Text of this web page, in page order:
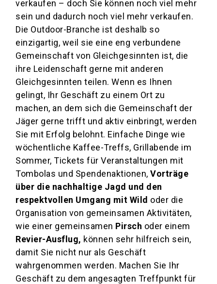
verkaufen – doch Sie können noch viel mehr
sein und dadurch noch viel mehr verkaufen.
Die Outdoor-Branche ist deshalb so
einzigartig, weil sie eine eng verbundene
Gemeinschaft von Gleichgesinnten ist, die
ihre Leidenschaft gerne mit anderen
Gleichgesinnten teilen. Wenn es Ihnen
gelingt, Ihr Geschäft zu einem Ort zu
machen, an dem sich die Gemeinschaft der
Jäger gerne trifft und aktiv einbringt, werden
Sie mit Erfolg belohnt. Einfache Dinge wie
wöchentliche Kaffee-Treffs, Grillabende im
Sommer, Tickets für Veranstaltungen mit
Tombolas und Spendenaktionen, Vorträge
über die nachhaltige Jagd und den
respektvollen Umgang mit Wild oder die
Organisation von gemeinsamen Aktivitäten,
wie einer gemeinsamen Pirsch oder einem
Revier-Ausflug, können sehr hilfreich sein,
damit Sie nicht nur als Geschäft
wahrgenommen werden. Machen Sie Ihr
Geschäft zu dem angesagten Treffpunkt für